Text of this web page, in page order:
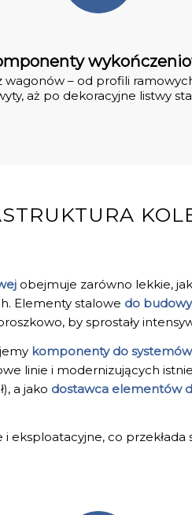
wagonów – od profili
aż po dekoracyjne listwy
obejmuje zarówno lekkie,
Elementy stalowe do
by sprostały
komponenty do
linie i modernizujących
a jako dostawca elementów
co